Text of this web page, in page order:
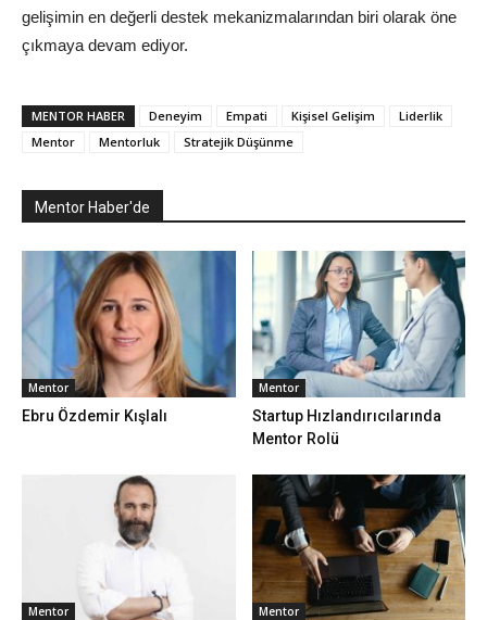
gelişimin en değerli destek mekanizmalarından biri olarak öne
çıkmaya devam ediyor.
MENTOR HABER Deneyim Empati Kişisel Gelişim
Liderlik
Mentor
Mentorluk Stratejik Düşünme
Mentor Haber'de
Mentor
Ebru Özdemir Kışlalı
Mentor
Startup Hızlandırıcılarında
Mentor Rolü
Mentor Mentor